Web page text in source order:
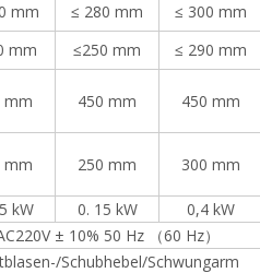
mm ≤ 280 mm ≤ 300 mm
mm ≤250 mm ≤ 290 mm
mm 450 mm 450 mm
mm 250 mm 300 mm
kW 0. 15 kW 0,4 kW
± 10% 50 Hz （60 Hz）
Schubhebel/Schwungarm